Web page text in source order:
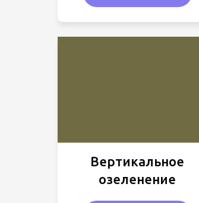
Вертикальное
озеленение